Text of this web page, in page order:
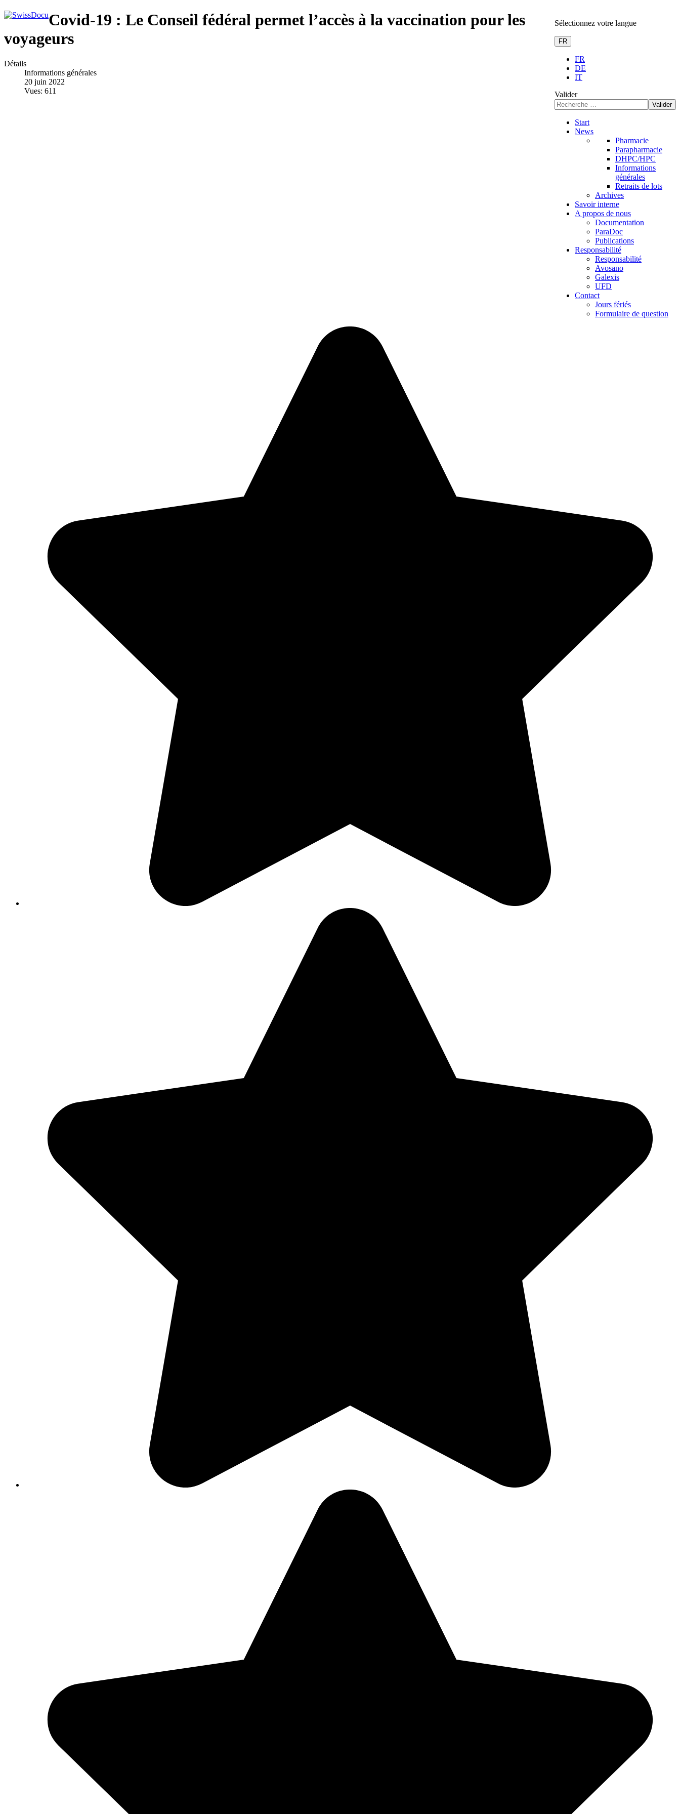
Sélectionnez votre langue
FR
FR
DE
IT
Valider
Valider
Start
News
Pharmacie
Parapharmacie
DHPC/HPC
Informations
générales
Retraits de lots
Archives
Savoir interne
A propos de nous
Documentation
ParaDoc
Publications
Responsabilité
Responsabilité
Avosano
Galexis
UFD
Contact
Jours fériés
Formulaire de question
Covid-19 : Le Conseil fédéral permet l’accès à la vaccination pour les
voyageurs
Détails
Informations générales
20 juin 2022
Vues: 611